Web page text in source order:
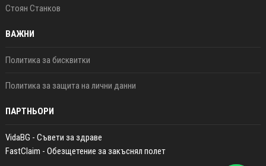
Стоян Станков
ВАЖНИ
Политика за бисквитки
Политика за защита на лични данни
ПАРТНЬОРИ
VidaBG - Съвети за здраве
FastClaim - Обезщетение за закъснял полет